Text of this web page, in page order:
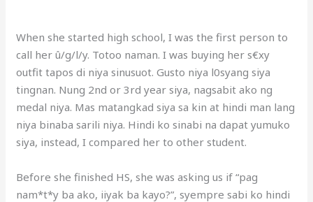
When she started high school, I was the first person to
call her û/g/l/y. Totoo naman. I was buying her s€xy
outfit tapos di niya sinusuot. Gusto niya l0syang siya
tingnan. Nung 2nd or 3rd year siya, nagsabit ako ng
medal niya. Mas matangkad siya sa kin at hindi man lang
niya binaba sarili niya. Hindi ko sinabi na dapat yumuko
siya, instead, I compared her to other student.
Before she finished HS, she was asking us if “pag
nam*t*y ba ako, iiyak ba kayo?”, syempre sabi ko hindi